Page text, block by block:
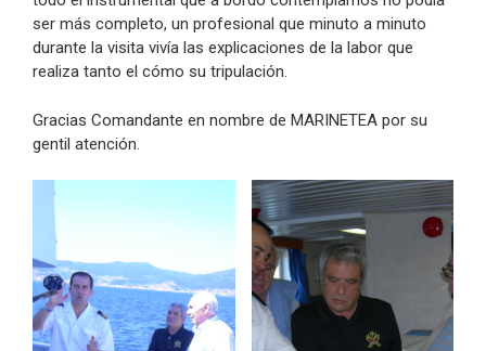
ser más completo, un profesional que minuto a minuto
durante la visita vivía las explicaciones de la labor que
realiza tanto el cómo su tripulación.
Gracias Comandante en nombre de MARINETEA por su
gentil atención.